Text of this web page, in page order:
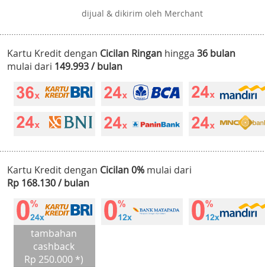
dijual & dikirim oleh Merchant
Kartu Kredit dengan Cicilan Ringan hingga 36 bulan
mulai dari 149.993 / bulan
Kartu Kredit dengan Cicilan 0% mulai dari
Rp 168.130 / bulan
tambahan
cashback
Rp 250.000 *)